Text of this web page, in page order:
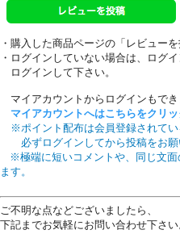
・購入した商品ページの「レビュー
・ログインしていない場合は、ログ
ログインして下さい。
マイアカウントからログインもでき
マイアカウントへはこちらをクリッ
※ポイント配布は会員登録されてい
必ずログインしてから投稿をお願
※極端に短いコメントや、同じ文面
ます。
ご不明な点などございましたら、
下記までお気軽にお問い合わせ下さい